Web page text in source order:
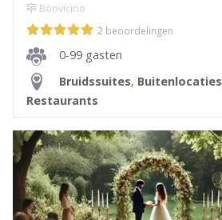
Bonvicino
2 beoordelingen
0-99 gasten
Bruidssuites, Buitenlocaties
Restaurants